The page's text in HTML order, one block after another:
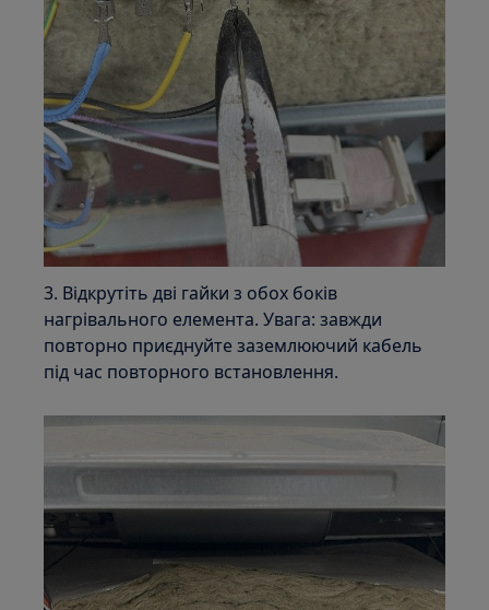
3. Відкрутіть дві гайки з обох боків
нагрівального елемента. Увага: завжди
повторно приєднуйте заземлюючий кабель
під час повторного встановлення.